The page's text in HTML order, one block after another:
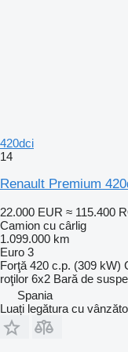
420dci
14
Renault Premium
22.000 EUR ≈ 115.400
Camion cu cârlig
1.099.000 km
Euro 3
Forţă 420 c.p. (309 kW)
roţilor 6x2 Bară de
Spania
Luați legătura cu